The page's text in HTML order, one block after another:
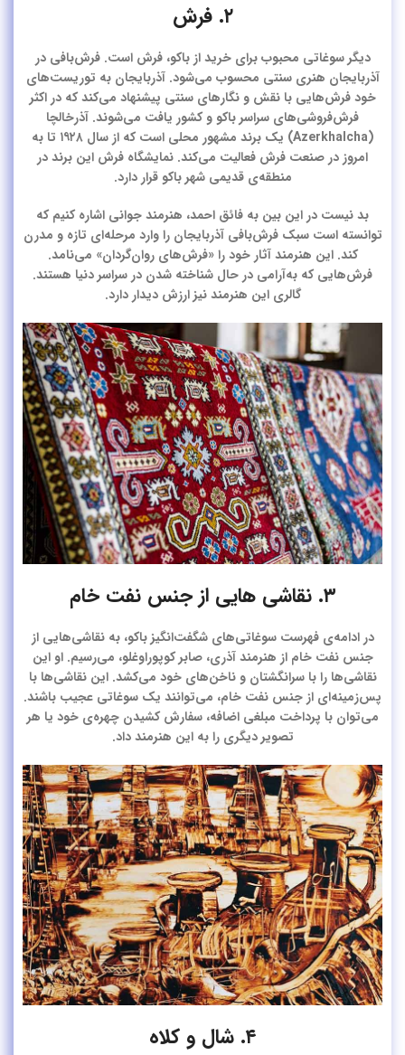
۲. فرش
دیگر سوغاتی محبوب برای خرید از باکو، فرش است. فرش‌بافی در
آذربایجان هنری سنتی محسوب می‌شود. آذربایجان به توریست‌های
خود فرش‌هایی با نقش و نگارهای سنتی پیشنهاد می‌کند که در اکثر
فرش‌فروشی‌های سراسر باکو و کشور یافت می‌شوند. آذرخالچا
(Azerkhalcha) یک برند مشهور محلی است که از سال ۱۹۲۸ تا به
امروز در صنعت فرش فعالیت می‌کند. نمایشگاه فرش این برند در
منطقه‌ی قدیمی شهر باکو قرار دارد.
بد نیست در این بین به فائق احمد، هنرمند جوانی اشاره کنیم که
توانسته است سبک فرش‌بافی آذربایجان را وارد مرحله‌ای تازه و مدرن
کند. این هنرمند آثار خود را «فرش‌های روان‌گردان» می‌نامد.
فرش‌هایی که به‌آرامی در حال شناخته شدن در سراسر دنیا هستند.
گالری این هنرمند نیز ارزش دیدار دارد.
۳. نقاشی هایی از جنس نفت خام
در ادامه‌ی فهرست سوغاتی‌های شگفت‌انگیز باکو، به نقاشی‌هایی از
جنس نفت خام از هنرمند آذری، صابر کوپوراوغلو، می‌رسیم. او این
نقاشی‌ها را با سرانگشتان و ناخن‌های خود می‌کشد. این نقاشی‌ها با
پس‌زمینه‌ای از جنس نفت خام، می‌توانند یک سوغاتی عجیب باشند.
می‌توان با پرداخت مبلغی اضافه، سفارش کشیدن چهره‌ی خود یا هر
تصویر دیگری را به این هنرمند داد.
۴. شال و کلاه